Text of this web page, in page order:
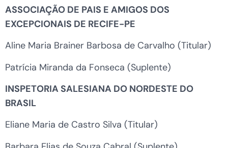
ASSOCIAÇÃO DE PAIS E AMIGOS DOS
EXCEPCIONAIS DE RECIFE-PE
Aline Maria Brainer Barbosa de Carvalho (Titular)
Patrícia Miranda da Fonseca (Suplente)
INSPETORIA SALESIANA DO NORDESTE DO
BRASIL
Eliane Maria de Castro Silva (Titular)